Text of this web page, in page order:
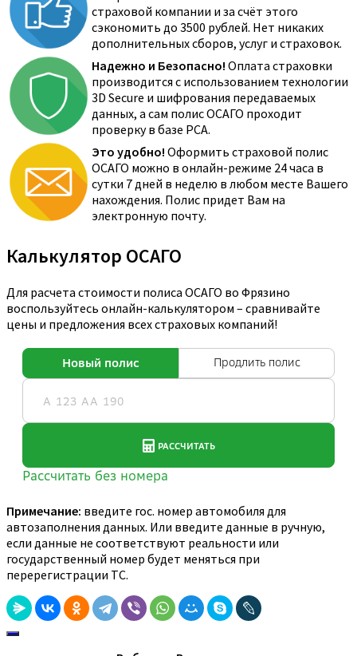
страховой компании и за счёт этого
сэкономить до 3500 рублей. Нет никаких
дополнительных сборов, услуг и страховок.
Надежно и Безопасно! Оплата страховки
производится с использованием технологии
3D Secure и шифрования передаваемых
данных, а сам полис ОСАГО проходит
проверку в базе РСА.
Это удобно! Оформить страховой полис
ОСАГО можно в онлайн-режиме 24 часа в
сутки 7 дней в неделю в любом месте Вашего
нахождения. Полис придет Вам на
электронную почту.
Калькулятор ОСАГО
Для расчета стоимости полиса ОСАГО во Фрязино
воспользуйтесь онлайн-калькулятором – сравнивайте
цены и предложения всех страховых компаний!
Примечание: введите гос. номер автомобиля для
автозаполнения данных. Или введите данные в ручную,
если данные не соответствуют реальности или
государственный номер будет меняться при
перерегистрации ТС.